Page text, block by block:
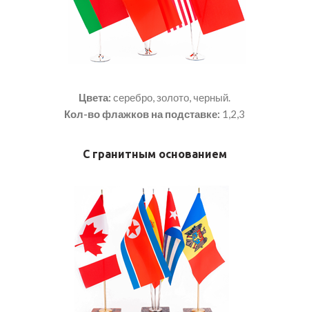
Цвета: серебро, золото, черный.
Кол-во флажков на подставке: 1,2,3
С гранитным основанием